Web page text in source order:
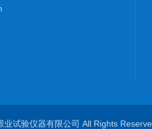
业试验仪器有限公司 All Rights